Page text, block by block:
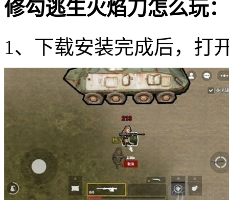
修勾逃生火焰刀怎么玩：
1、下载安装完成后，打